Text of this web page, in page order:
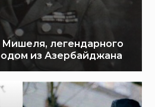
легендарного
из Азербайджана